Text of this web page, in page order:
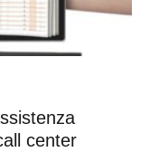
center